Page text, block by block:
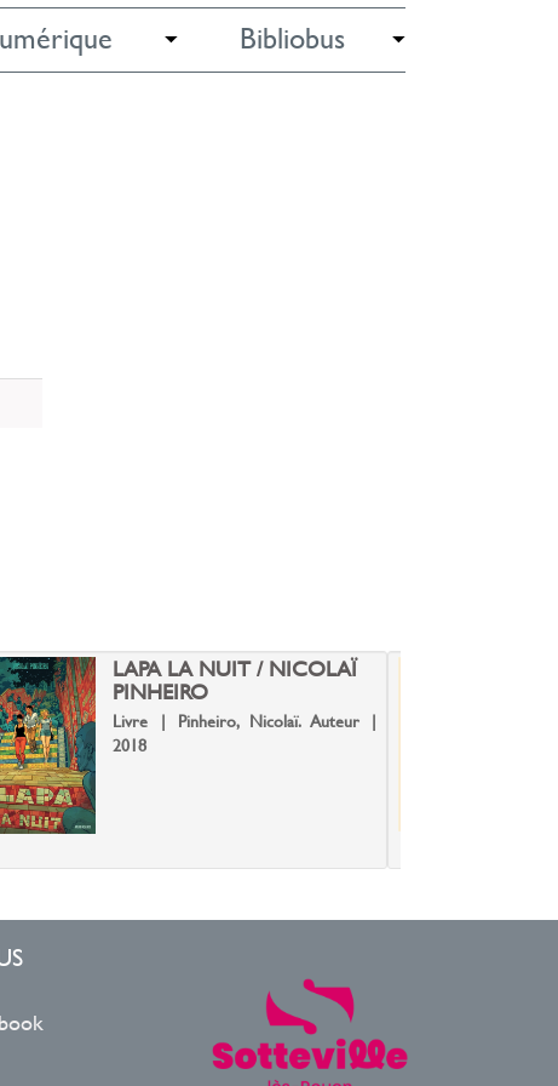
Bibliobus
LAPA LA NUIT / NICOLAÏ
PINHEIRO
Livre | Pinheiro, Nicolaï. Auteur |
2018